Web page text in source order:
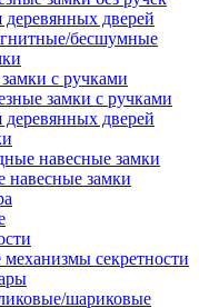
деревянных дверей
бесшумные
с ручками
замки с ручками
деревянных дверей
навесные замки
замки
секретности
шариковые